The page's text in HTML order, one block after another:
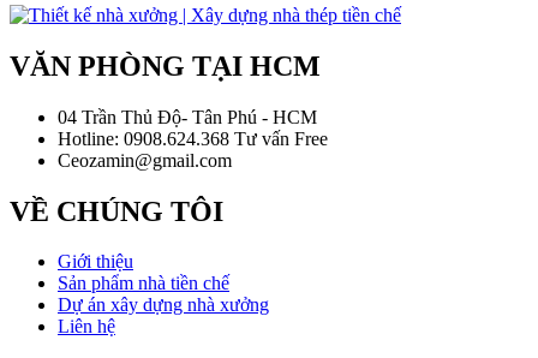
VĂN PHÒNG TẠI HCM
04 Trần Thủ Độ- Tân Phú - HCM
Hotline: 0908.624.368 Tư vấn Free
Ceozamin@gmail.com
VỀ CHÚNG TÔI
Giới thiệu
Sản phẩm nhà tiền chế
Dự án xây dựng nhà xưởng
Liên hệ